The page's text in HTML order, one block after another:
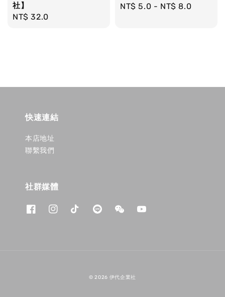
社】
Regular
NT$ 32.0
Regular
NT$ 5.0 - NT$ 8.0
快速連結
本店地址
聯繫我們
社群媒體
© 2026 伊代企業社